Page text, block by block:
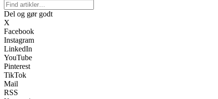
Del og gør godt
X
Facebook
Instagram
LinkedIn
YouTube
Pinterest
TikTok
Mail
RSS